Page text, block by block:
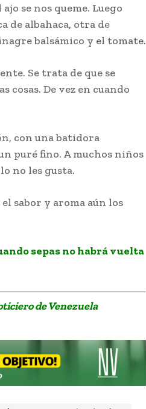
se nos queme. Luego
de albahaca, otra de
balsámico y el tomate.
Se trata de que se
cosas. De vez en cuando
con una batidora
puré fino. A muchos niños
no les gusta.
sabor y aroma aún los
sepas no habrá vuelta
de Venezuela